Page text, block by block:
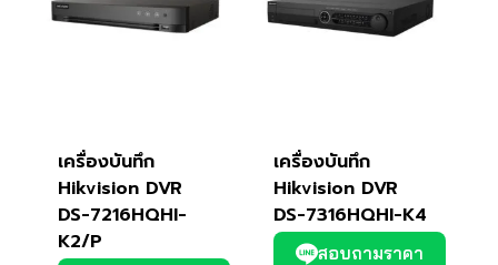
เครื่องบันทึก
Hikvision DVR
DS-7216HQHI-
K2/P
เครื่องบันทึก
Hikvision DVR
DS-7316HQHI-K4
สอบถามราคา